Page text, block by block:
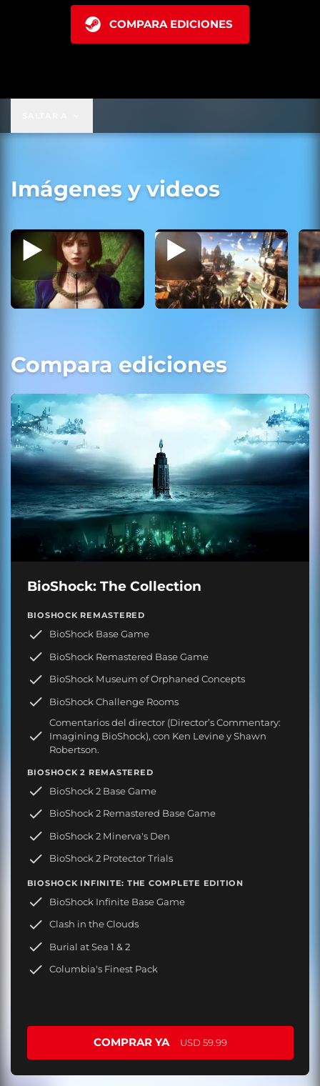
COMPARA EDICIONES
Imágenes y videos
Compara ediciones
BioShock: The Collection
BIOSHOCK REMASTERED
BioShock Base Game
BioShock Remastered Base Game
BioShock Museum of Orphaned Concepts
BioShock Challenge Rooms
Comentarios del director (Director’s Commentary:
Imagining BioShock), con Ken Levine y Shawn
Robertson.
BIOSHOCK 2 REMASTERED
BioShock 2 Base Game
BioShock 2 Remastered Base Game
BioShock 2 Minerva's Den
BioShock 2 Protector Trials
BIOSHOCK INFINITE: THE COMPLETE EDITION
BioShock Infinite Base Game
Clash in the Clouds
Burial at Sea 1 & 2
Columbia's Finest Pack
COMPRAR YA USD 59.99